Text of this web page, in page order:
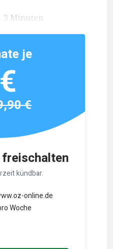
3 Minuten
kündbar.
online.de
Woche
je
€